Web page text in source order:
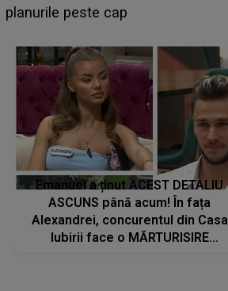
Emanuel a ținut ACEST DETALIU
ASCUNS până acum! În fața
Alexandrei, concurentul din Casa
Iubirii face o MĂRTURISIRE